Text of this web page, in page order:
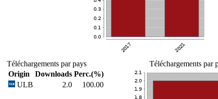
Téléchargements par pays
Origin
Downloads Perc.(%)
ULB
2.0 100.00
Téléchargements par